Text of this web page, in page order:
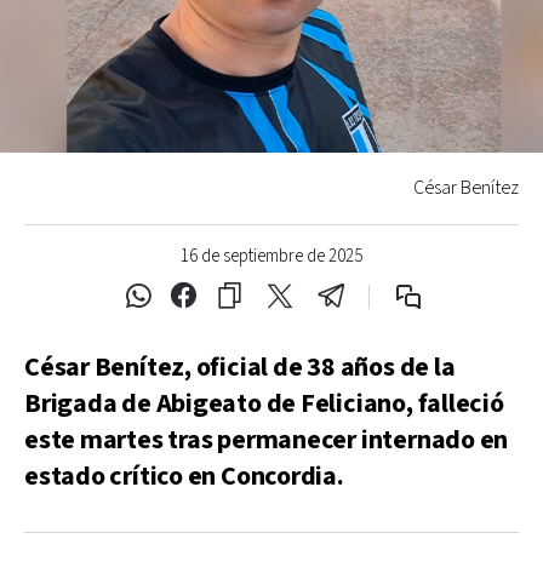
16 de septiembre de 2025
César Benítez
César Benítez, oficial de 38 años de la
Brigada de Abigeato de Feliciano, falleció
este martes tras permanecer internado en
estado crítico en Concordia.